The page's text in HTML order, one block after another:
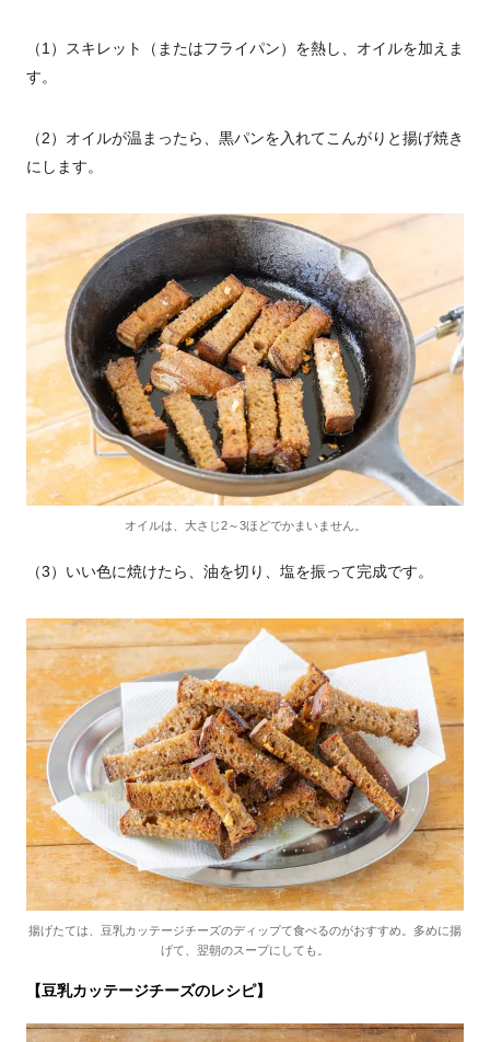
（1）スキレット（またはフライパン）を熱し、オイルを加えま
す。
（2）オイルが温まったら、黒パンを入れてこんがりと揚げ焼き
にします。
オイルは、大さじ2～3ほどでかまいません。
（3）いい色に焼けたら、油を切り、塩を振って完成です。
揚げたては、豆乳カッテージチーズのディップて食べるのがおすすめ。多めに揚
げて、翌朝のスープにしても。
【豆乳カッテージチーズのレシピ】